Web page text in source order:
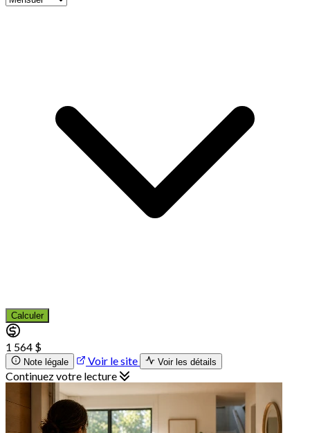
Calculer
1 564 $
Note légale Voir le site Voir les détails
Continuez votre lecture